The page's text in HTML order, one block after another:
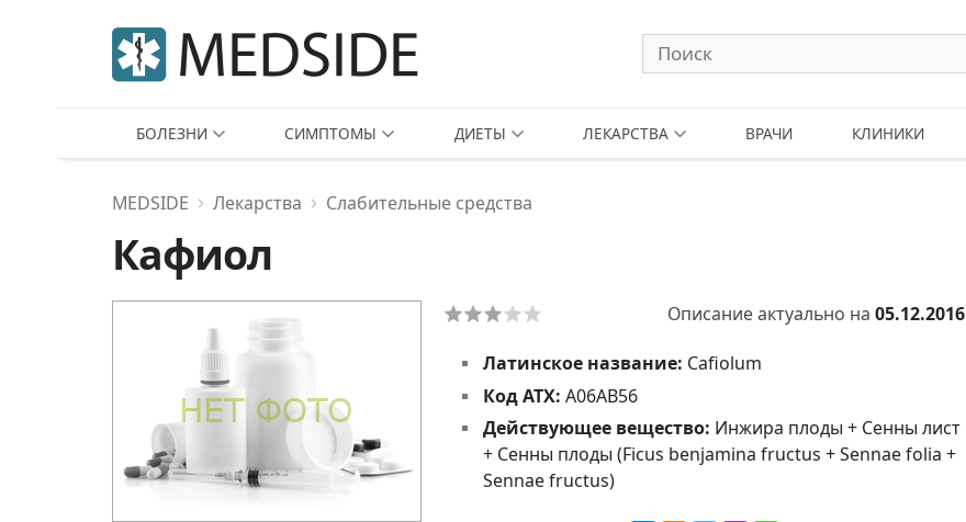
БОЛЕЗНИ СИМПТОМЫ ДИЕТЫ ЛЕКАРСТВА ВРАЧИ КЛИНИКИ
MEDSIDE Лекарства Слабительные средства
Кафиол
Описание актуально на 05.12.2016
Латинское название: Cafiolum
Код АТХ: A06AB56
Действующее вещество: Инжира плоды + Сенны лист
+ Сенны плоды (Ficus benjamina fructus + Sennae folia +
Sennae fructus)